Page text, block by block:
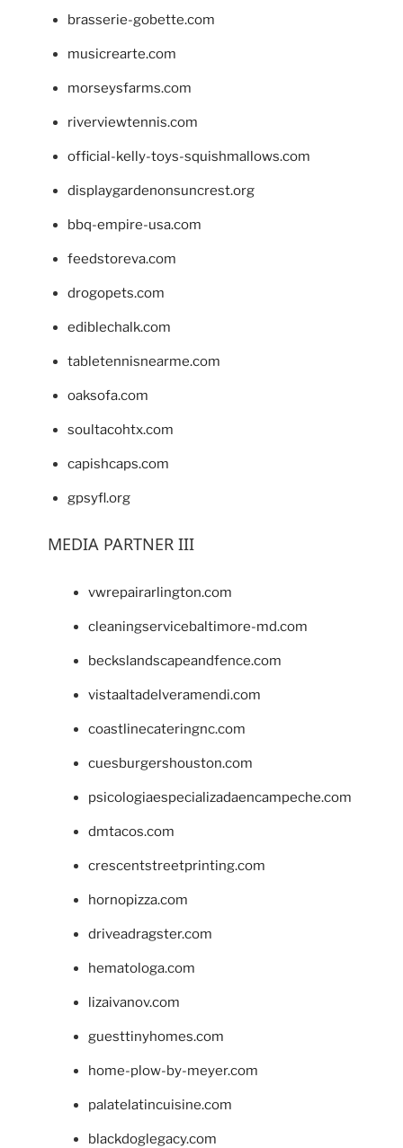
brasserie-gobette.com
musicrearte.com
morseysfarms.com
riverviewtennis.com
official-kelly-toys-squishmallows.com
displaygardenonsuncrest.org
bbq-empire-usa.com
feedstoreva.com
drogopets.com
ediblechalk.com
tabletennisnearme.com
oaksofa.com
soultacohtx.com
capishcaps.com
gpsyfl.org
MEDIA PARTNER III
vwrepairarlington.com
cleaningservicebaltimore-md.com
beckslandscapeandfence.com
vistaaltadelveramendi.com
coastlinecateringnc.com
cuesburgershouston.com
psicologiaespecializadaencampeche.com
dmtacos.com
crescentstreetprinting.com
hornopizza.com
driveadragster.com
hematologa.com
lizaivanov.com
guesttinyhomes.com
home-plow-by-meyer.com
palatelatincuisine.com
blackdoglegacy.com